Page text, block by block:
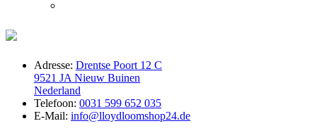
Adresse: Drentse Poort 12 C
9521 JA Nieuw Buinen
Nederland
Telefoon: 0031 599 652 035
E-Mail: info@lloydloomshop24.de